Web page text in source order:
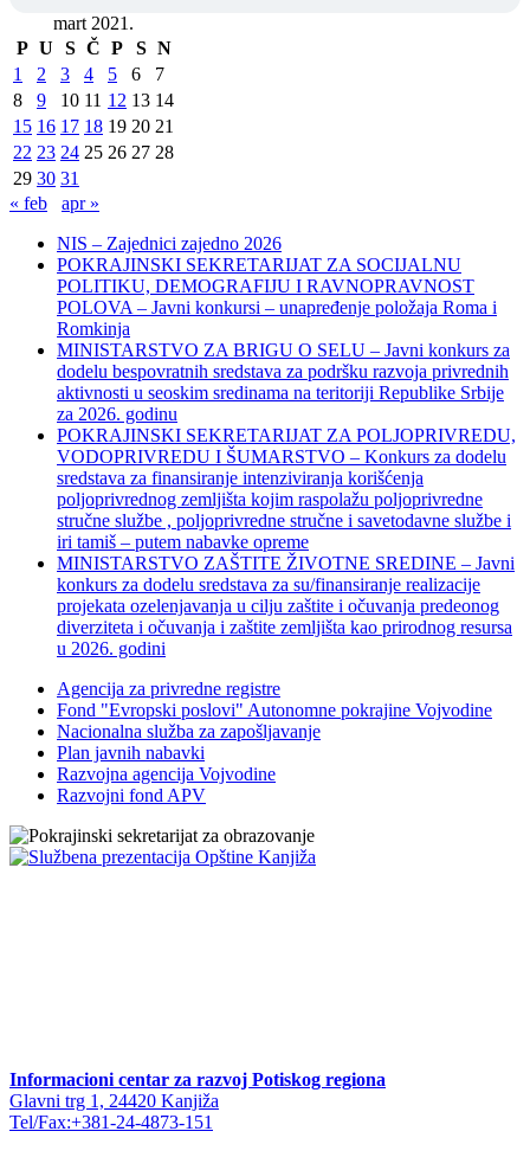
mart 2021.
P U S Č P S N
1
2 3 4 5 6
7
8
9 10 11 12 13 14
15 16 17 18 19 20 21
22 23 24 25 26 27 28
29 30 31
« feb
apr »
NIS – Zajednici zajedno 2026
POKRAJINSKI SEKRETARIJAT ZA SOCIJALNU
POLITIKU, DEMOGRAFIJU I RAVNOPRAVNOST
POLOVA – Javni konkursi – unapređenje položaja Roma i
Romkinja
MINISTARSTVO ZA BRIGU O SELU – Javni konkurs za
dodelu bespovratnih sredstava za podršku razvoja privrednih
aktivnosti u seoskim sredinama na teritoriji Republike Srbije
za 2026. godinu
POKRAJINSKI SEKRETARIJAT ZA POLJOPRIVREDU,
VODOPRIVREDU I ŠUMARSTVO – Konkurs za dodelu
sredstava za finansiranje intenziviranja korišćenja
poljoprivrednog zemljišta kojim raspolažu poljoprivredne
stručne službe , poljoprivredne stručne i savetodavne službe i
iri tamiš ‒ putem nabavke opreme
MINISTARSTVO ZAŠTITE ŽIVOTNE SREDINE – Javni
konkurs za dodelu sredstava za su/finansiranje realizacije
projekata ozelenjavanja u cilju zaštite i očuvanja predeonog
diverziteta i očuvanja i zaštite zemljišta kao prirodnog resursa
u 2026. godini
Agencija za privredne registre
Fond "Evropski poslovi" Autonomne pokrajine Vojvodine
Nacionalna služba za zapošljavanje
Plan javnih nabavki
Razvojna agencija Vojvodine
Razvojni fond APV
Informacioni centar za razvoj Potiskog regiona
Glavni trg 1, 24420 Kanjiža
Tel/Fax:+381-24-4873-151